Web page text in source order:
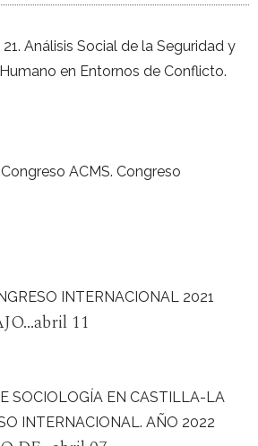
Análisis Social de la Seguridad y
en Entornos de Conflicto.
ACMS. Congreso
INTERNACIONAL 2021
11
SOCIOLOGÍA EN CASTILLA-LA
INTERNACIONAL. AÑO 2022